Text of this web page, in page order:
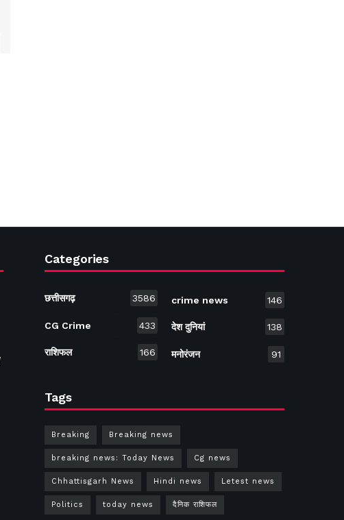
Categories
छत्तीसगढ़ 3586
CG Crime 433
राशिफल 166
crime news 146
देश दुनियां 138
मनोरंजन 91
Tags
Breaking Breaking news
breaking news: Today News Cg news
Chhattisgarh News Hindi news Letest news
Politics today news दैनिक राशिफल